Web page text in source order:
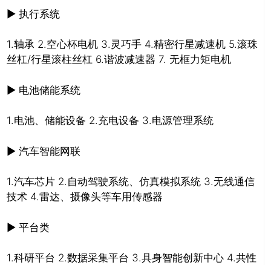
▶ 执行系统
1.轴承 2.空心杯电机 3.灵巧手 4.精密行星减速机 5.滚珠
丝杠/行星滚柱丝杠 6.谐波减速器 7. 无框力矩电机
▶ 电池储能系统
1.电池、储能设备 2.充电设备 3.电源管理系统
▶ 汽车智能网联
1.汽车芯片 2.自动驾驶系统、仿真模拟系统 3.无线通信
技术 4.雷达、摄像头等车用传感器
▶ 平台类
1.科研平台 2.数据采集平台 3.具身智能创新中心 4.共性